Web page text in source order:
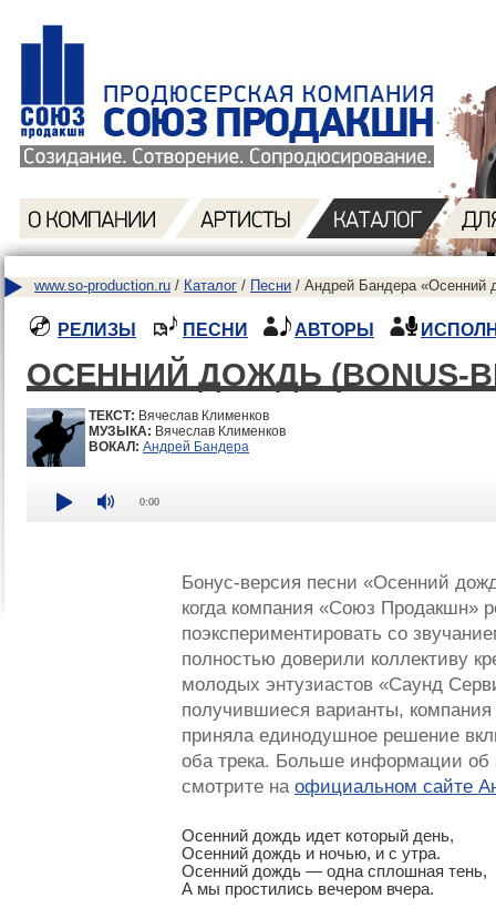
www.so-production.ru / Каталог / Песни / Андрей Бандера «Осенний
РЕЛИЗЫ ПЕСНИ АВТОРЫ
ОСЕННИЙ ДОЖДЬ (BONUS-
ТЕКСТ: Вячеслав Клименков
МУЗЫКА: Вячеслав Клименков
ВОКАЛ: Андрей Бандера
0:00
Бонус-версия песни «Осенний
когда компания «Союз Продакшн»
поэкспериментировать со
полностью доверили коллективу
молодых энтузиастов «Саунд
получившиеся варианты,
приняла единодушное решение
оба трека. Больше информации об
смотрите на официальном сайте
Осенний дождь идет который день,
Осенний дождь и ночью, и с утра.
Осенний дождь — одна сплошная тень,
А мы простились вечером вчера.